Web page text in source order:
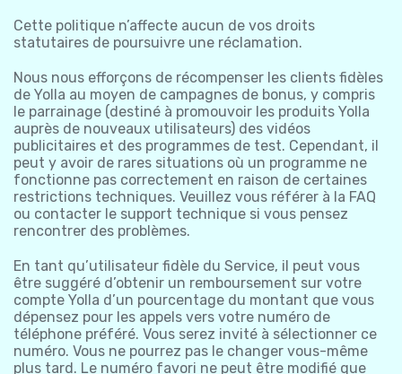
Cette politique n’affecte aucun de vos droits
statutaires de poursuivre une réclamation.
Nous nous efforçons de récompenser les clients fidèles
de Yolla au moyen de campagnes de bonus, y compris
le parrainage (destiné à promouvoir les produits Yolla
auprès de nouveaux utilisateurs) des vidéos
publicitaires et des programmes de test. Cependant, il
peut y avoir de rares situations où un programme ne
fonctionne pas correctement en raison de certaines
restrictions techniques. Veuillez vous référer à la FAQ
ou contacter le support technique si vous pensez
rencontrer des problèmes.
En tant qu’utilisateur fidèle du Service, il peut vous
être suggéré d’obtenir un remboursement sur votre
compte Yolla d’un pourcentage du montant que vous
dépensez pour les appels vers votre numéro de
téléphone préféré. Vous serez invité à sélectionner ce
numéro. Vous ne pourrez pas le changer vous-même
plus tard. Le numéro favori ne peut être modifié que